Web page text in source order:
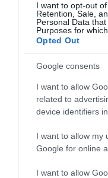
I want to opt-out
Retention, Sale,
Personal Data
Purposes for
Opted Out
Google consents
I want to allow
related to
device identifiers
I want to allow my
Google for online
I want to allow
Αυτό είναι το
δέρματος που
κομμωτήριο! –